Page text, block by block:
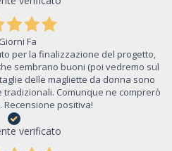
Fa
per la finalizzazione del progetto,
sembrano buoni (poi vedremo sul
delle magliette da donna sono
Comunque ne comprerò
Recensione positiva!
verificato